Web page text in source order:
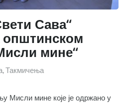
Сава“
општинском
мине“
,Такмичења
Мисли мине које је одржано у